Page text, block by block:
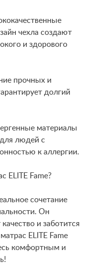
чехла создают
и здорового
прочных и
долгий
материалы
людей с
к аллергии.
ELITE Fame?
сочетание
Он
и заботится
ELITE Fame
комфортным и